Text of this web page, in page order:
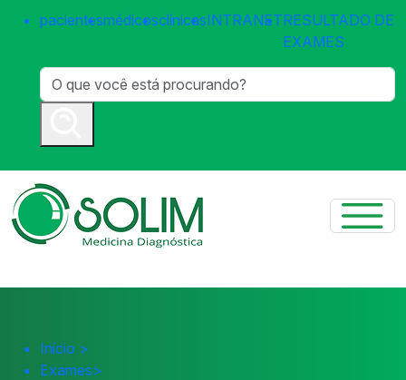
pacientesmédicosclínicasINTRANETRESULTADO DE
EXAMES
Início >
Exames>